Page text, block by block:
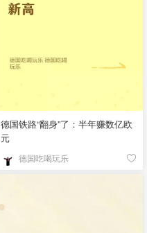
德国铁路“翻身”了：半年赚数亿欧
元
德国吃喝玩乐